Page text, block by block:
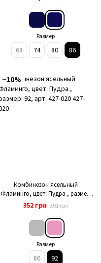
Размер
68 74 80 86
−10%
Комбинезон ясельный
Фламинго, цвет: Пудра , размер:
92, арт. 427-020
352 грн 391 грн
Размер
86 92